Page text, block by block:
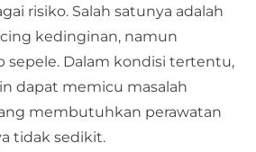
risiko. Salah satunya adalah
kedinginan, namun
sepele. Dalam kondisi tertentu,
dapat memicu masalah
membutuhkan perawatan
tidak sedikit.